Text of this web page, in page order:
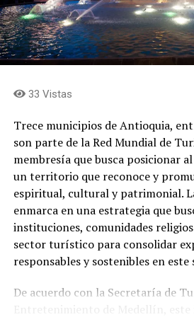
El cantante
Juan Carlos, es uno de los
tiene la música colombiana. Ya son
bolero, la balada y la música
33 Vistas
Trece municipios de Antioquia,
son parte de la Red Mundial de
membresía que busca posicionar
un territorio que reconoce y
espiritual, cultural y patrimonial.
enmarca en una estrategia que
instituciones, comunidades
sector turístico para consolidar
responsables y sostenibles en este
De acuerdo con la Secretaría de